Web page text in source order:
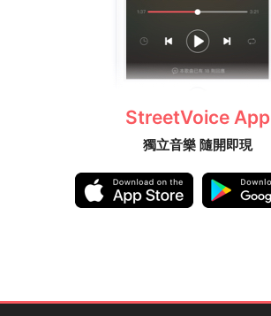
StreetVoice App
獨立音樂 隨開即現